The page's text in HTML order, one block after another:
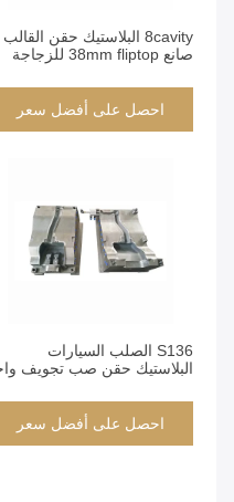
8cavity البلاستيك حقن القالب
صانع 38mm fliptop للزجاجة
احصل على أفضل سعر
S136 الصلب السيارات
البلاستيك حقن صب تجويف
احصل على أفضل سعر